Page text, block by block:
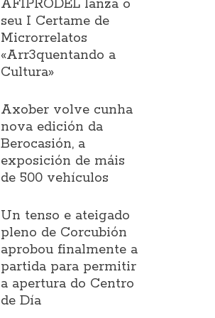
AFIPRODEL lanza o
seu I Certame de
Microrrelatos
«Arr3quentando a
Cultura»
Axober volve cunha
nova edición da
Berocasión, a
exposición de máis
de 500 vehículos
Un tenso e ateigado
pleno de Corcubión
aprobou finalmente a
partida para permitir
a apertura do Centro
de Día